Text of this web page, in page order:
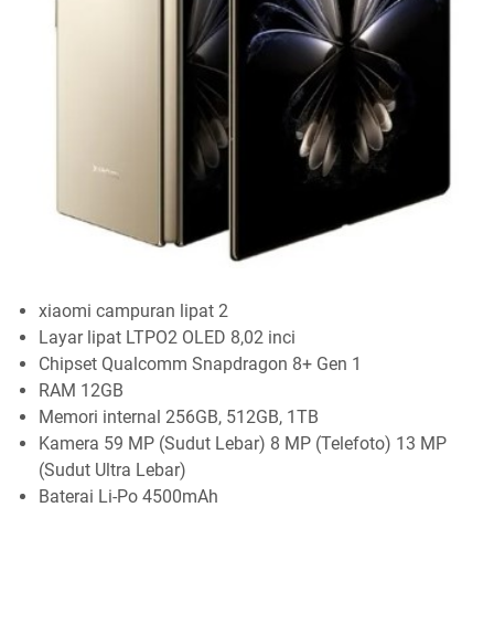
xiaomi campuran lipat 2
Layar lipat LTPO2 OLED 8,02 inci
Chipset Qualcomm Snapdragon 8+ Gen 1
RAM 12GB
Memori internal 256GB, 512GB, 1TB
Kamera 59 MP (Sudut Lebar) 8 MP (Telefoto) 13 MP
(Sudut Ultra Lebar)
Baterai Li-Po 4500mAh